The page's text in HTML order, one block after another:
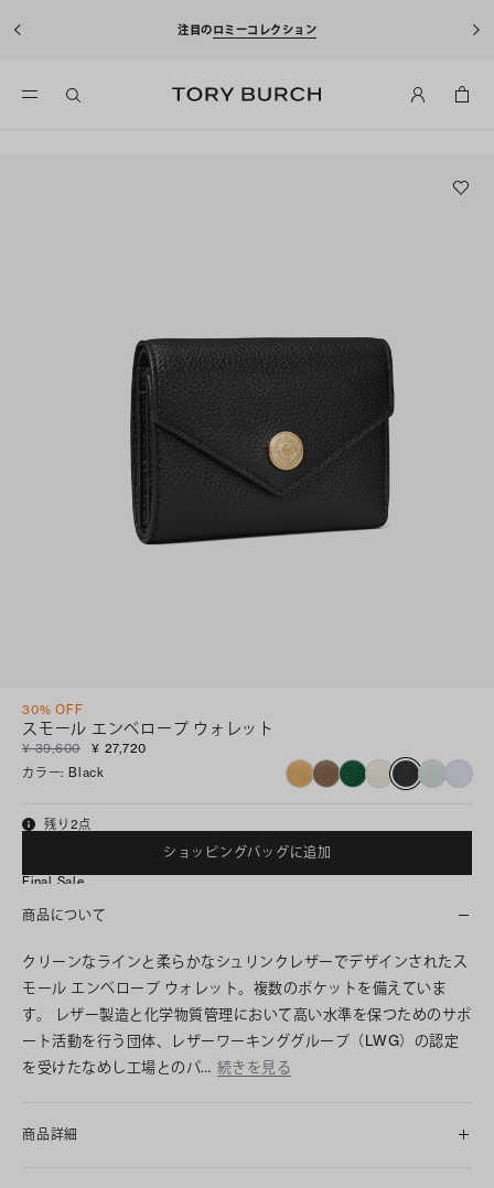
注目のロミーコレクション
30% OFF
スモール エンベロープ ウォレット
¥ 39,600
¥ 27,720
カラー: Black
残り2点
ショッピングバッグに追加
Final Sale
商品について
クリーンなラインと柔らかなシュリンクレザーでデザインされたス
モール エンベロープ ウォレット。複数のポケットを備えていま
す。 レザー製造と化学物質管理において高い水準を保つためのサポ
ート活動を行う団体、レザーワーキンググループ（LWG）の認定
を受けたなめし工場とのパ… 続きを見る
商品詳細